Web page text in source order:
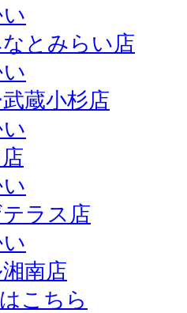
とみらい店
蔵小杉店
ラス店
南店
こちら